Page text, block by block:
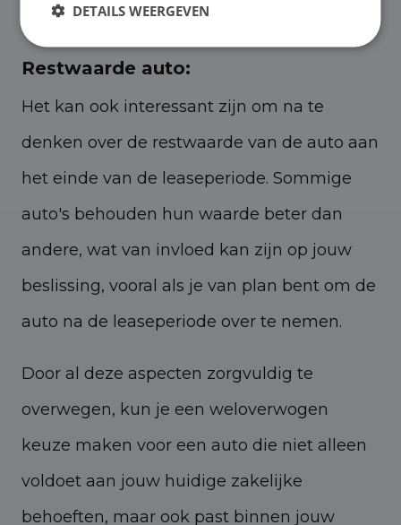
een slimme, lange termijn keuze zijn.
Restwaarde auto:
Het kan ook interessant zijn om na te
denken over de restwaarde van de auto aan
het einde van de leaseperiode. Sommige
auto's behouden hun waarde beter dan
andere, wat van invloed kan zijn op jouw
beslissing, vooral als je van plan bent om de
auto na de leaseperiode over te nemen.
Door al deze aspecten zorgvuldig te
overwegen, kun je een weloverwogen
keuze maken voor een auto die niet alleen
voldoet aan jouw huidige zakelijke
behoeften, maar ook past binnen jouw
DETAILS WEERGEVEN